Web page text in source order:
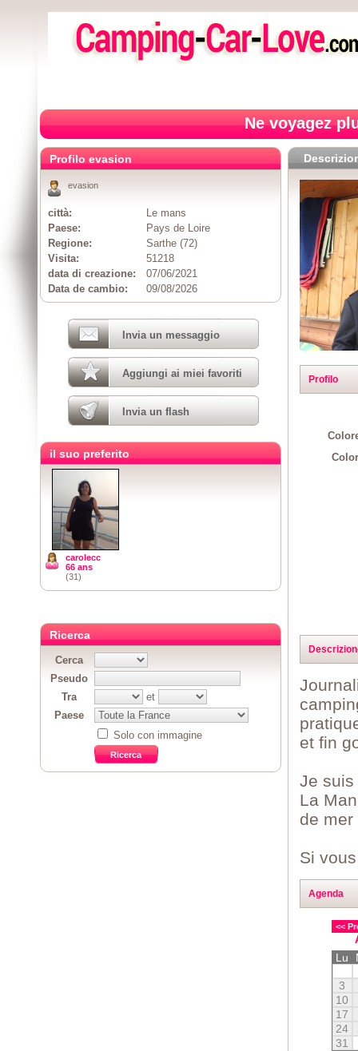
Ne voyagez
Profilo
et fin
Je suis
La
de
Si
Agenda
<<
Lu
3
10
17
24
31
Profilo evasion
evasion
città:
Le mans
Paese:
Pays de Loire
Regione:
Sarthe (72)
Visita:
51218
data di creazione:
07/06/2021
Data de cambio:
09/08/2026
Invia un messaggio
Aggiungi ai miei favoriti
Invia un flash
il suo preferito
carolecc
66 ans
(31)
Ricerca
Cerca
Pseudo
Tra
et
Paese
Solo con immagine